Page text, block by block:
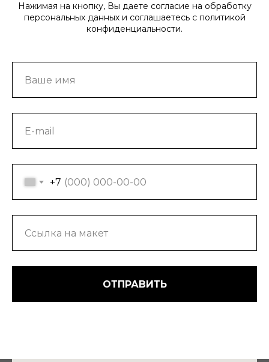
Нажимая на кнопку, Вы даете согласие на обработку
персональных данных и соглашаетесь c политикой
конфиденциальности.
+7
ОТПРАВИТЬ